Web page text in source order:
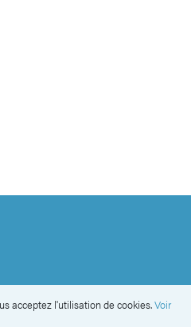
acceptez l'utilisation de cookies.Voir